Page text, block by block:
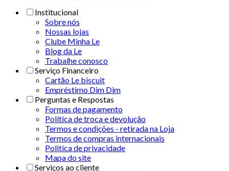
Institucional
Sobre nós
Nossas lojas
Clube Minha Le
Blog da Le
Trabalhe conosco
Serviço Financeiro
Cartão Le biscuit
Empréstimo Dim Dim
Perguntas e Respostas
Formas de pagamento
Política de troca e devolução
Termos e condições - retirada na Loja
Termos de compras internacionais
Politica de privacidade
Mapa do site
Serviços ao cliente